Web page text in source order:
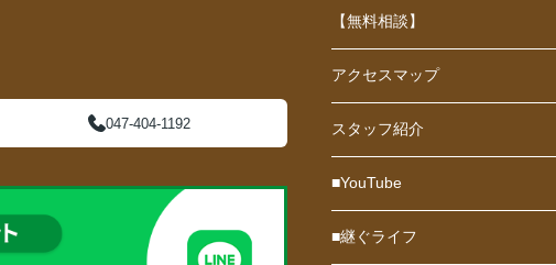
047-404-1192
【無料相談】
アクセスマップ
スタッフ紹介
■YouTube
■継ぐライフ